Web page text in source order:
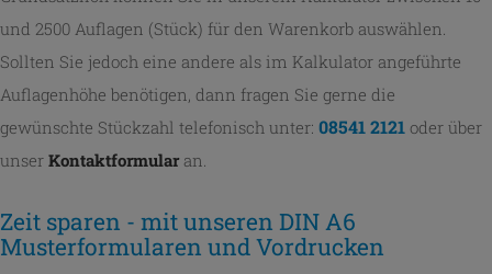
und 2500 Auflagen (Stück) für den Warenkorb auswählen.
Sollten Sie jedoch eine andere als im Kalkulator angeführte
Auflagenhöhe benötigen, dann fragen Sie gerne die
gewünschte Stückzahl telefonisch unter: 08541 2121 oder über
unser Kontaktformularan.
Zeit sparen - mit unseren DIN A6
Musterformularen und Vordrucken